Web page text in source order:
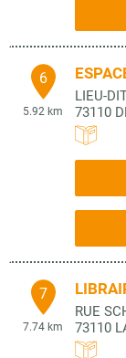
6
5.92 km
LIEU-
73110
7
7.74 km
RUE
73110